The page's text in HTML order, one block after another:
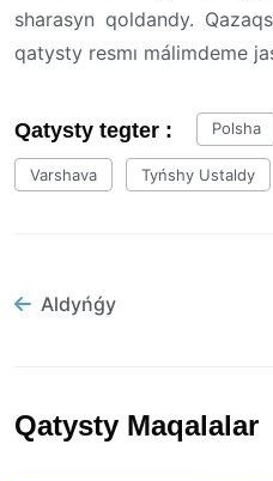
sharasyn qoldandy.
qatysty resmı málimdeme
Qatysty tegter : Polsha
Varshava Tyńshy Ustaldy
Aldyńǵy
Qatysty Maqalalar